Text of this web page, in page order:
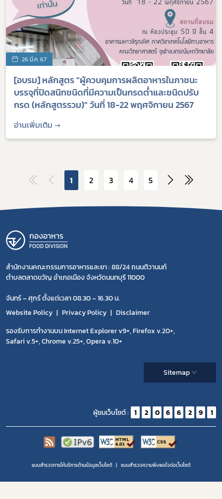
26 มี.ค. 67
[อบรม] หลักสูตร "ผู้ควบคุมการผลิตอาหารในภาชนะ
บรรจุที่ปิดสนิทชนิดที่มีความเป็นกรดต่ำและชนิดปรับ
กรด (หลักสูตรรวม)" วันที่ 18-22 พฤศจิกายน 2567
อ่านเพิ่มเติม →
1 2 3 4 5
กองอาหาร
FOOD DIVISION
สำนักงานคณะกรรมการอาหารและยา : 88/24 ถนนติวานนท์
ตำบลตลาดขวัญ อำเภอเมือง จังหวัดนนทบุรี 11000
จันทร์ – ศุกร์ ตั้งแต่เวลา 08.30 – 16.30 น.
Website Policy
Privacy Policy
Disclaimer
รองรับการทำงานบน Internet Explorer v9+, Firefox v.20+,
Safari v.5+, Chrome v.25+, Opera v.10+
Sitemap
ผู้ชมเว็บไซต์ : 1 2 0 6 6 2 9 1
แบบสำรวจการให้บริการด้านข้อมูลเว็บไซต์ แบบสำรวจความพีงพอใจต่อเว็บไซต์